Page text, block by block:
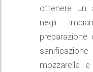
ottenere un
negli
mozzarelle